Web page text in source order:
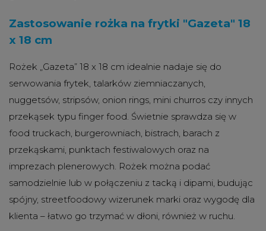
Zastosowanie rożka na frytki "Gazeta" 18
x 18 cm
Rożek „Gazeta” 18 x 18 cm idealnie nadaje się do
serwowania frytek, talarków ziemniaczanych,
nuggetsów, stripsów, onion rings, mini churros czy innych
przekąsek typu finger food. Świetnie sprawdza się w
food truckach, burgerowniach, bistrach, barach z
przekąskami, punktach festiwalowych oraz na
imprezach plenerowych. Rożek można podać
samodzielnie lub w połączeniu z tacką i dipami, budując
spójny, streetfoodowy wizerunek marki oraz wygodę dla
klienta – łatwo go trzymać w dłoni, również w ruchu.